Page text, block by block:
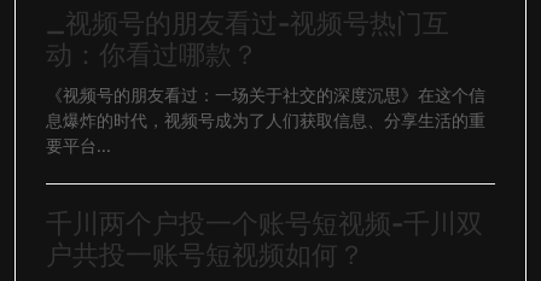
_视频号的朋友看过-视频号热门互
动：你看过哪款？
《视频号的朋友看过：一场关于社交的深度沉思》在这个信
息爆炸的时代，视频号成为了人们获取信息、分享生活的重
要平台...
千川两个户投一个账号短视频-千川双
户共投一账号短视频如何？